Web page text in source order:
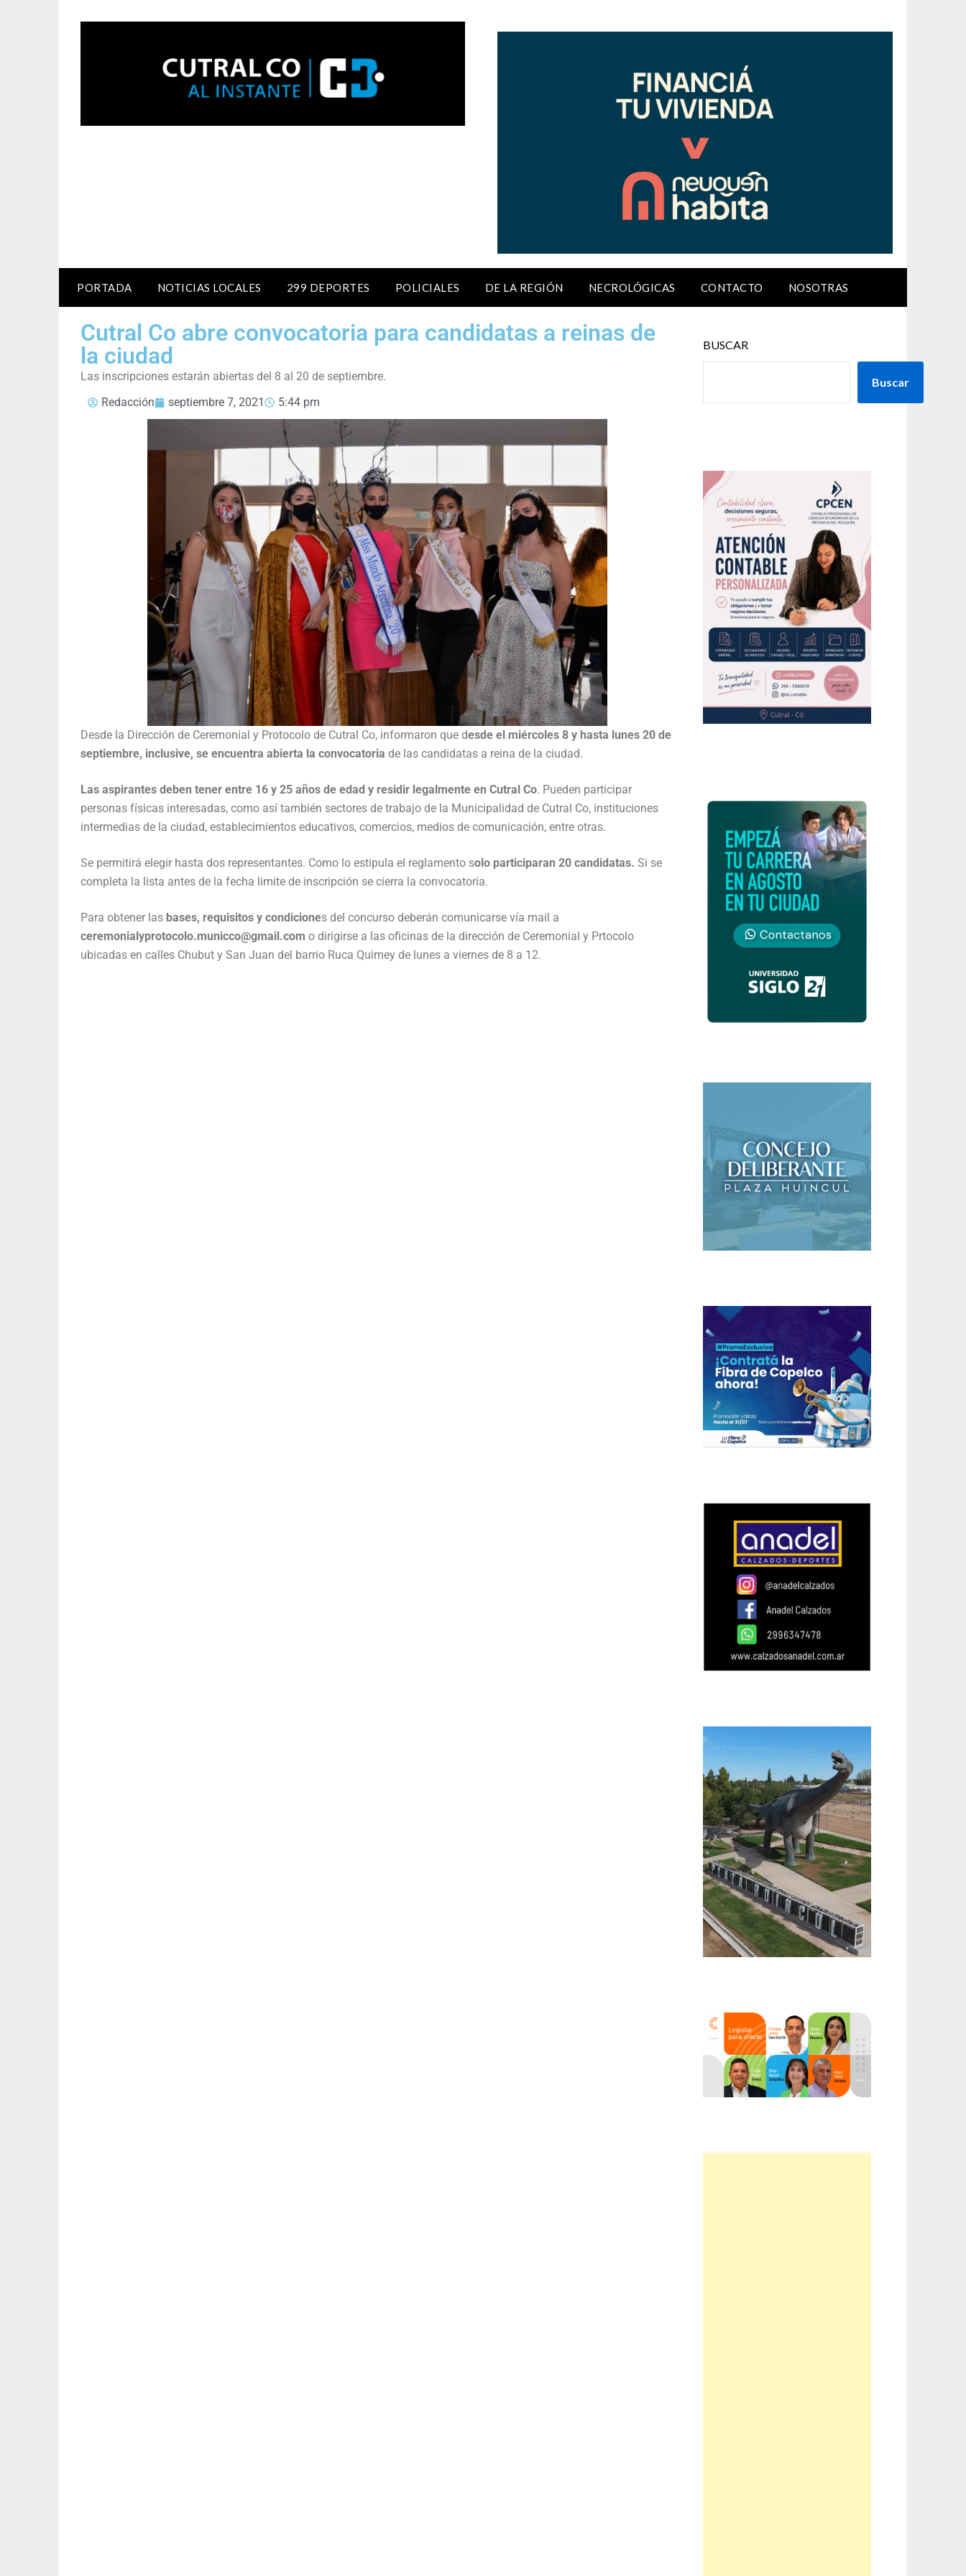
PORTADA NOTICIAS LOCALES 299 DEPORTES POLICIALES DE LA REGIÓN NECROLÓGICAS CONTACTO NOSOTRAS
Cutral Co abre convocatoria para candidatas a reinas de
la ciudad
Las inscripciones estarán abiertas del 8 al 20 de septiembre.
Redacción
septiembre 7, 2021 5:44 pm
Desde la Dirección de Ceremonial y Protocolo de Cutral Co, informaron que desde el miércoles 8 y hasta lunes 20 de
septiembre, inclusive, se encuentra abierta la convocatoria de las candidatas a reina de la ciudad.
Las aspirantes deben tener entre 16 y 25 años de edad y residir legalmente en Cutral Co. Pueden participar
personas físicas interesadas, como así también sectores de trabajo de la Municipalidad de Cutral Co, instituciones
intermedias de la ciudad, establecimientos educativos, comercios, medios de comunicación, entre otras.
Se permitirá elegir hasta dos representantes. Como lo estipula el reglamento solo participaran 20 candidatas. Si se
completa la lista antes de la fecha limite de inscripción se cierra la convocatoria.
Para obtener las bases, requisitos y condiciones del concurso deberán comunicarse vía mail a
ceremonialyprotocolo.municco@gmail.com o dirigirse a las oficinas de la dirección de Ceremonial y Prtocolo
ubicadas en calles Chubut y San Juan del barrio Ruca Quimey de lunes a viernes de 8 a 12.
BUSCAR
Buscar